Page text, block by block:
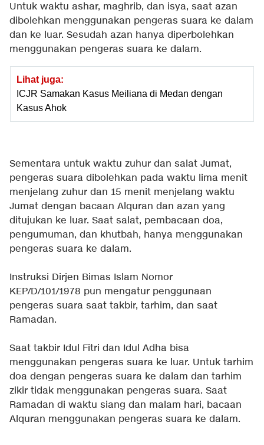
Untuk waktu ashar, maghrib, dan isya, saat azan
dibolehkan menggunakan pengeras suara ke dalam
dan ke luar. Sesudah azan hanya diperbolehkan
menggunakan pengeras suara ke dalam.
Lihat juga:
ICJR Samakan Kasus Meiliana di Medan dengan
Kasus Ahok
Sementara untuk waktu zuhur dan salat Jumat,
pengeras suara dibolehkan pada waktu lima menit
menjelang zuhur dan 15 menit menjelang waktu
Jumat dengan bacaan Alquran dan azan yang
ditujukan ke luar. Saat salat, pembacaan doa,
pengumuman, dan khutbah, hanya menggunakan
pengeras suara ke dalam.
Instruksi Dirjen Bimas Islam Nomor
KEP/D/101/1978 pun mengatur penggunaan
pengeras suara saat takbir, tarhim, dan saat
Ramadan.
Saat takbir Idul Fitri dan Idul Adha bisa
menggunakan pengeras suara ke luar. Untuk tarhim
doa dengan pengeras suara ke dalam dan tarhim
zikir tidak menggunakan pengeras suara. Saat
Ramadan di waktu siang dan malam hari, bacaan
Alquran menggunakan pengeras suara ke dalam.